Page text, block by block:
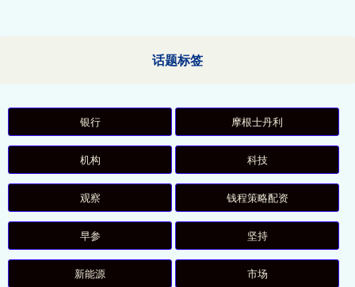
话题标签
银行 摩根士丹利
机构 科技
观察 钱程策略配资
早参 坚持
新能源 市场